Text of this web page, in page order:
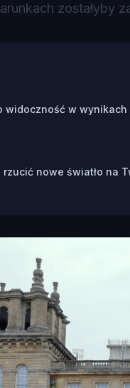
zostałyby
widoczność w
rzucić nowe światło na